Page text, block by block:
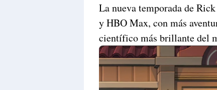
Premium
Raushan
Design
With
Shroff
Templates
La nueva temporada de
y HBO Max, con más
científico más brillante del